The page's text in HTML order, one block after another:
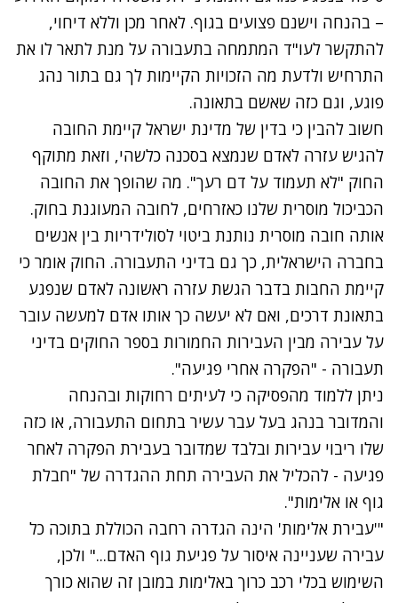
– בהנחה וישנם פצועים בגוף. לאחר מכן וללא דיחוי,
להתקשר לעו"ד המתמחה בתעבורה על מנת לתאר לו את
התרחיש ולדעת מה הזכויות הקיימות לך גם בתור נהג
פוגע, וגם כזה שאשם בתאונה.
חשוב להבין כי בדין של מדינת ישראל קיימת החובה
להגיש עזרה לאדם שנמצא בסכנה כלשהי, וזאת מתוקף
החוק "לא תעמוד על דם רעך". מה שהופך את החובה
הכביכול מוסרית שלנו כאזרחים, לחובה המעוגנת בחוק.
אותה חובה מוסרית נותנת ביטוי לסולידריות בין אנשים
בחברה הישראלית, כך גם בדיני התעבורה. החוק אומר כי
קיימת החבות בדבר הגשת עזרה ראשונה לאדם שנפגע
בתאונת דרכים, ואם לא יעשה כך אותו אדם למעשה עובר
על עבירה מבין העבירות החמורות בספר החוקים בדיני
תעבורה - "הפקרה אחרי פגיעה".
ניתן ללמוד מהפסיקה כי לעיתים רחוקות ובהנחה
והמדובר בנהג בעל עבר עשיר בתחום התעבורה, או כזה
שלו ריבוי עבירות ובלבד שמדובר בעבירת הפקרה לאחר
פגיעה - להכליל את העבירה תחת ההגדרה של "חבלת
גוף או אלימות".
"'עבירת אלימות' הינה הגדרה רחבה הכוללת בתוכה כל
עבירה שעניינה איסור על פגיעת גוף האדם..." ולכן,
השימוש בכלי רכב כרוך באלימות במובן זה שהוא כורך